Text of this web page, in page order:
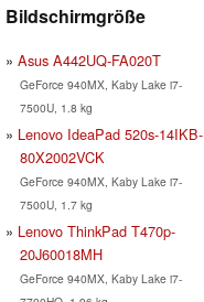
Bildschirmgröße
Asus A442UQ-FA020T
GeForce 940MX, Kaby Lake i7-
7500U, 1.8 kg
Lenovo IdeaPad 520s-14IKB-
80X2002VCK
GeForce 940MX, Kaby Lake i7-
7500U, 1.7 kg
Lenovo ThinkPad T470p-
20J60018MH
GeForce 940MX, Kaby Lake i7-